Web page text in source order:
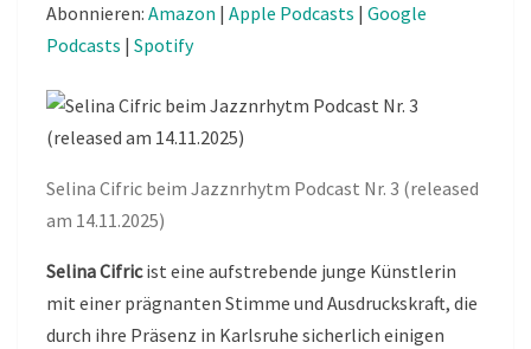
EMBED
Abonnieren: Amazon | Apple Podcasts | Google
Podcasts | Spotify
Selina Cifric beim Jazznrhytm Podcast Nr. 3 (released
am 14.11.2025)
Selina Cifricist eine aufstrebende junge Künstlerin
mit einer prägnanten Stimme und Ausdruckskraft, die
durch ihre Präsenz in Karlsruhe sicherlich einigen